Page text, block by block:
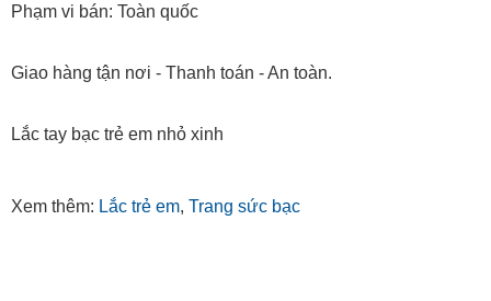
Phạm vi bán: Toàn quốc
Giao hàng tận nơi - Thanh toán - An toàn.
Lắc tay bạc trẻ em nhỏ xinh
Xem thêm: Lắc trẻ em, Trang sức bạc